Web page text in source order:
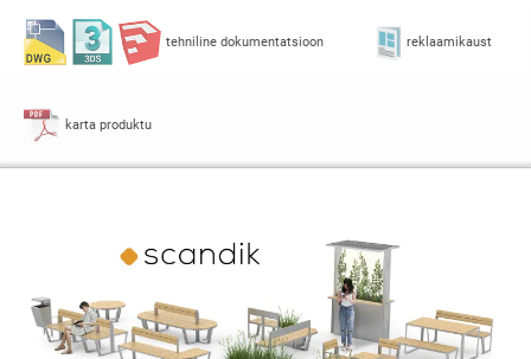
tehniline dokumentatsioon reklaamikaust
karta produktu